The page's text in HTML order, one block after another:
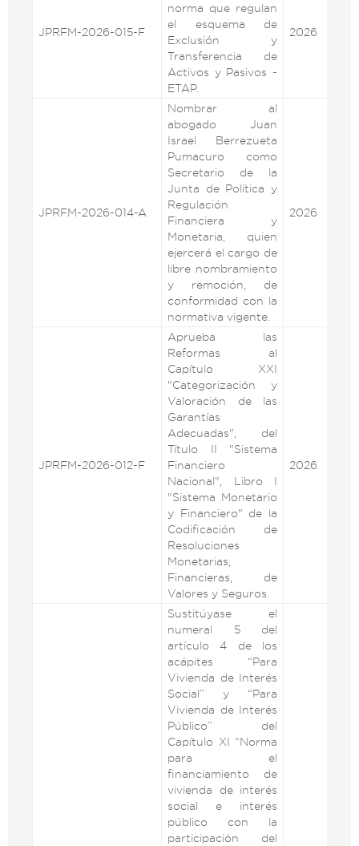
JPRFM-2026-015-F
norma que regulan
el esquema de
Exclusión y
Transferencia de
Activos y Pasivos -
ETAP.
2026
JPRFM-2026-014-A
Nombrar al
abogado Juan
Israel Berrezueta
Pumacuro como
Secretario de la
Junta de Política y
Regulación
Financiera y
Monetaria, quien
ejercerá el cargo de
libre nombramiento
y remoción, de
conformidad con la
normativa vigente.
2026
JPRFM-2026-012-F
Aprueba las
Reformas al
Capítulo XXI
"Categorización y
Valoración de las
Garantías
Adecuadas", del
Título II "Sistema
Financiero
Nacional", Libro I
"Sistema Monetario
y Financiero" de la
Codificación de
Resoluciones
Monetarias,
Financieras, de
Valores y Seguros.
2026
Sustitúyase el
numeral 5 del
artículo 4 de los
acápites “Para
Vivienda de Interés
Social” y “Para
Vivienda de Interés
Público” del
Capítulo XI “Norma
para el
financiamiento de
vivienda de interés
social e interés
público con la
participación del